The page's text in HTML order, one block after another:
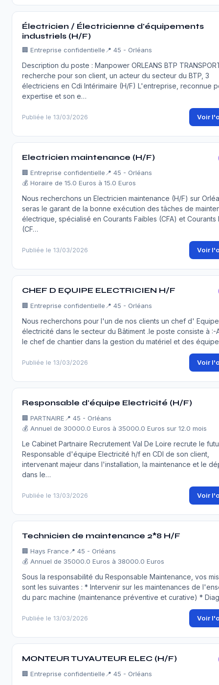
Électricien / Électricienne d'équipements
industriels (H/F)
🏢 Entreprise confidentielle 📍 45 - Orléans
Description du poste : Manpower ORLEANS BTP
recherche pour son client, un acteur du secteur du BTP, 3
électriciens en Cdi Intérimaire (H/F) L'entreprise, reconnue
expertise et son e…
Publiée le 13/03/2026 Voir
Electricien maintenance (H/F)
🏢 Entreprise confidentielle 📍 45 - Orléans
💰 Horaire de 15.0 Euros à 15.0 Euros
Nous recherchons un Electricien maintenance (H/F) sur
seras le garant de la bonne exécution des tâches de
électrique, spécialisé en Courants Faibles (CFA) et Courants
(CF…
Publiée le 13/03/2026 Voir
CHEF D EQUIPE ELECTRICIEN H/F
🏢 Entreprise confidentielle 📍 45 - Orléans
Nous recherchons pour l'un de nos clients un chef d'
électricité dans le secteur du Bâtiment .le poste consiste à :-
le chef de chantier dans la gestion du matériel et des
Publiée le 13/03/2026 Voir
Responsable d'équipe Electricité (H/F)
🏢 PARTNAIRE 📍 45 - Orléans
💰 Annuel de 30000.0 Euros à 35000.0 Euros sur 12.0 mois
Le Cabinet Partnaire Recrutement Val De Loire recrute le
Responsable d'équipe Electricité h/f en CDI de son client,
intervenant majeur dans l'installation, la maintenance et le
dans le…
Publiée le 13/03/2026 Voir
Technicien de maintenance 2*8 H/F
🏢 Hays France 📍 45 - Orléans
💰 Annuel de 35000.0 Euros à 38000.0 Euros
Sous la responsabilité du Responsable Maintenance, vos
sont les suivantes : * Intervenir sur les maintenances de
du parc machine (maintenance préventive et curative) *
Publiée le 13/03/2026 Voir
MONTEUR TUYAUTEUR ELEC (H/F)
🏢 Entreprise confidentielle 📍 45 - Orléans